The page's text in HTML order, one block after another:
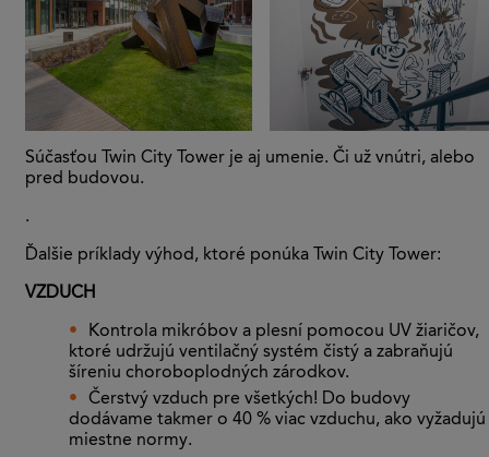
Súčasťou Twin City Tower je aj umenie. Či už vnútri, alebo
pred budovou.
.
Ďalšie príklady výhod, ktoré ponúka Twin City Tower:
VZDUCH
Kontrola mikróbov a plesní pomocou UV žiaričov,
ktoré udržujú ventilačný systém čistý a zabraňujú
šíreniu choroboplodných zárodkov.
Čerstvý vzduch pre všetkých! Do budovy
dodávame takmer o 40 % viac vzduchu, ako vyžadujú
miestne normy.